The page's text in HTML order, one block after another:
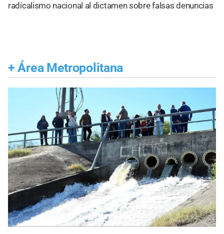
radicalismo nacional al dictamen sobre falsas denuncias
+ Área Metropolitana